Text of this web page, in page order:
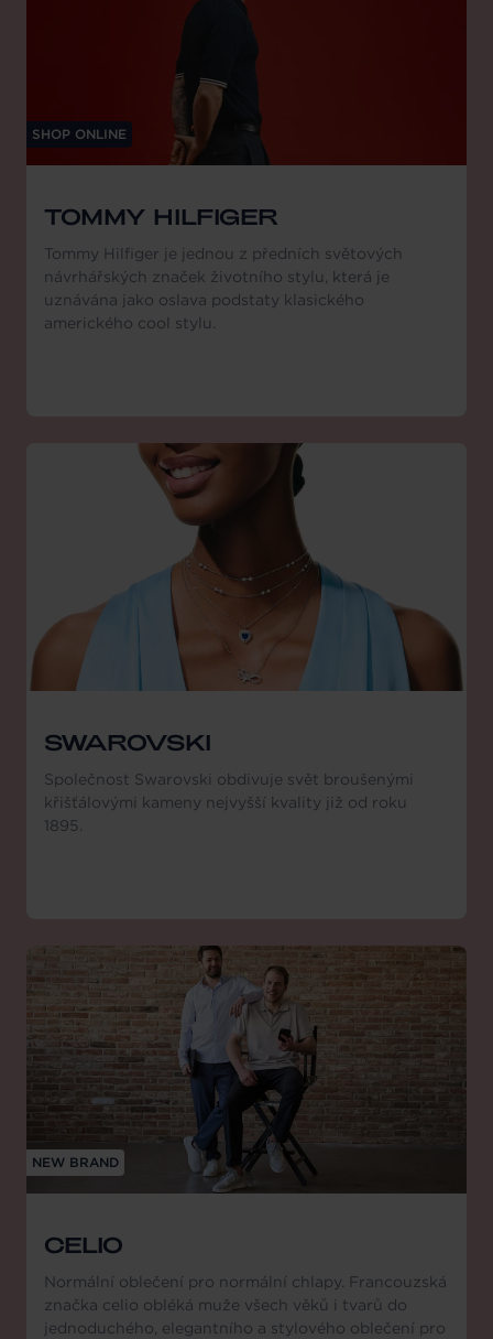
SHOP ONLINE
TOMMY HILFIGER
Tommy Hilfiger je jednou z předních světových
návrhářských značek životního stylu, která je
uznávána jako oslava podstaty klasického
amerického cool stylu.
SWAROVSKI
Společnost Swarovski obdivuje svět broušenými
křišťálovými kameny nejvyšší kvality již od roku
1895.
NEW BRAND
CELIO
Normální oblečení pro normální chlapy. Francouzská
značka celio obléká muže všech věků i tvarů do
jednoduchého, elegantního a stylového oblečení pro